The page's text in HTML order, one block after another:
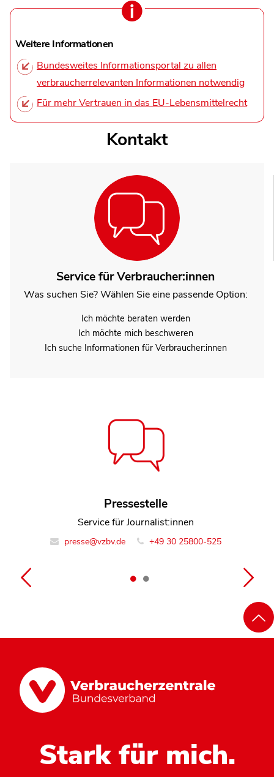
Weitere Informationen
Bundesweites Informationsportal zu allen
verbraucherrelevanten Informationen notwendig
Für mehr Vertrauen in das EU-Lebensmittelrecht
Kontakt
Service für Verbraucher:innen
Was suchen Sie? Wählen Sie eine passende Option:
Ich möchte beraten werden
Ich möchte mich beschweren
Ich suche Informationen für Verbraucher:innen
Pressestelle
Service für Journalist:innen
presse@vzbv.de +49 30 25800-525
Jutta Jaksche
Referentin Team Lebensmittel
info@vzbv.de +49 30 25800-0
Stark für mich.